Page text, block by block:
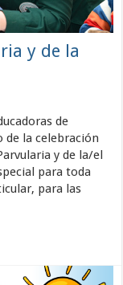
y de la
de
de la celebración
y de la/el
para toda
para las